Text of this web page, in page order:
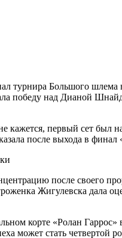
Большого шлема
победу над Дианой
кажется, первый сет
после выхода в
после своего
Жигулевска дала
корте «Ролан Гаррос»
может стать